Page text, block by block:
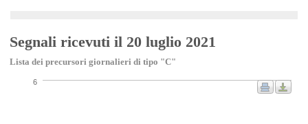
Segnali ricevuti il 20 luglio 2021
Lista dei precursori giornalieri di tipo "C"
6